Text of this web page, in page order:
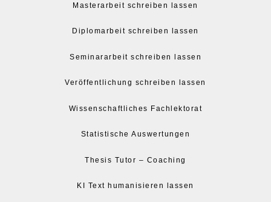
Masterarbeit schreiben lassen
Diplomarbeit schreiben lassen
Seminararbeit schreiben lassen
Veröffentlichung schreiben lassen
Wissenschaftliches Fachlektorat
Statistische Auswertungen
Thesis Tutor – Coaching
KI Text humanisieren lassen